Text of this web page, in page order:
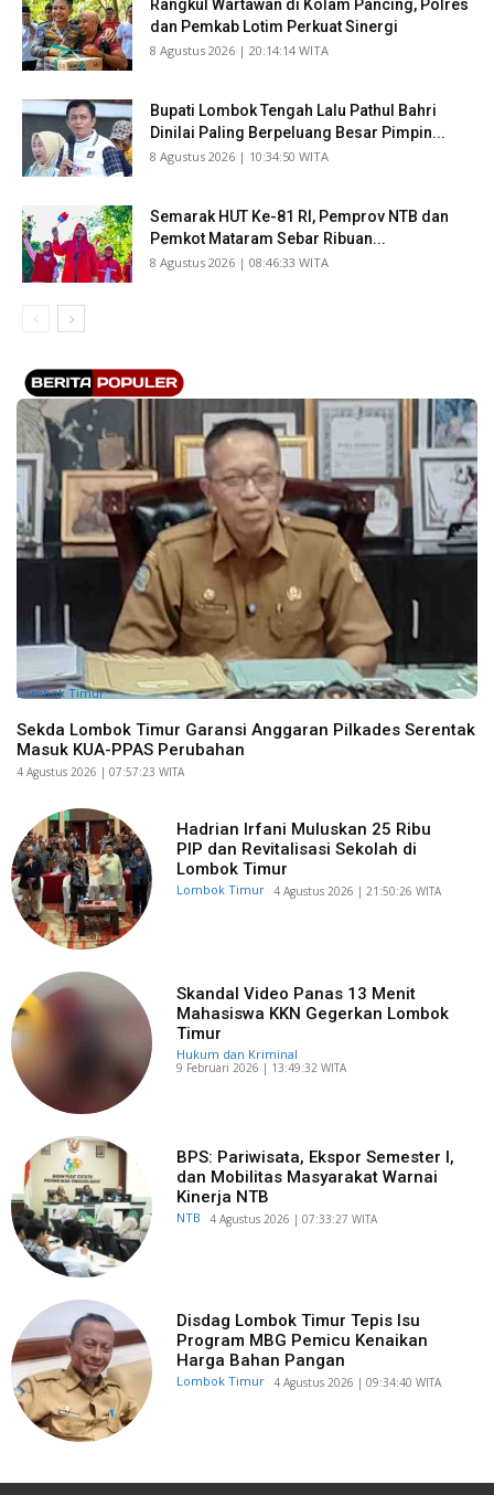
Rangkul Wartawan di Kolam Pancing, Polres
dan Pemkab Lotim Perkuat Sinergi
​8 Agustus 2026 | 20:14:14 WITA
Bupati Lombok Tengah Lalu Pathul Bahri
Dinilai Paling Berpeluang Besar Pimpin...
​8 Agustus 2026 | 10:34:50 WITA
Semarak HUT Ke-81 RI, Pemprov NTB dan
Pemkot Mataram Sebar Ribuan...
​8 Agustus 2026 | 08:46:33 WITA
Lombok Timur
Sekda Lombok Timur Garansi Anggaran Pilkades Serentak
Masuk KUA-PPAS Perubahan
​4 Agustus 2026 | 07:57:23 WITA
Hadrian Irfani Muluskan 25 Ribu
PIP dan Revitalisasi Sekolah di
Lombok Timur
Lombok Timur ​4 Agustus 2026 | 21:50:26 WITA
Skandal Video Panas 13 Menit
Mahasiswa KKN Gegerkan Lombok
Timur
Hukum dan Kriminal
​9 Februari 2026 | 13:49:32 WITA
BPS: Pariwisata, Ekspor Semester I,
dan Mobilitas Masyarakat Warnai
Kinerja NTB
NTB ​4 Agustus 2026 | 07:33:27 WITA
Disdag Lombok Timur Tepis Isu
Program MBG Pemicu Kenaikan
Harga Bahan Pangan
Lombok Timur ​4 Agustus 2026 | 09:34:40 WITA